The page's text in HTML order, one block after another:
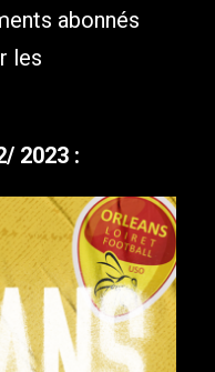
abonnés
les
2023 :